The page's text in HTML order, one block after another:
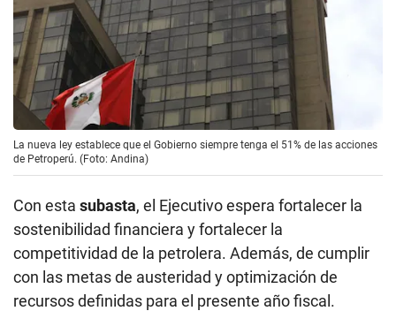
La nueva ley establece que el Gobierno siempre tenga el 51% de las acciones
de Petroperú. (Foto: Andina)
Con esta subasta, el Ejecutivo espera fortalecer la
sostenibilidad financiera y fortalecer la
competitividad de la petrolera. Además, de cumplir
con las metas de austeridad y optimización de
recursos definidas para el presente año fiscal.